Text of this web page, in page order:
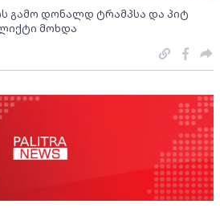
გამო დონალდ ტრამპსა და პიტ
მოხდა